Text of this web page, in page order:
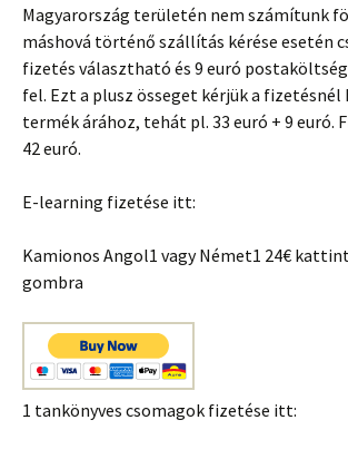
Magyarország területén nem számítunk
máshová történő szállítás kérése esetén
fizetés választható és 9 euró
fel. Ezt a plusz össeget kérjük a fizetésnél
termék árához, tehát pl. 33 euró + 9 euró.
42 euró.
E-learning fizetése itt:
Kamionos Angol1 vagy Német1 24€
gombra
1 tankönyves csomagok fizetése itt: